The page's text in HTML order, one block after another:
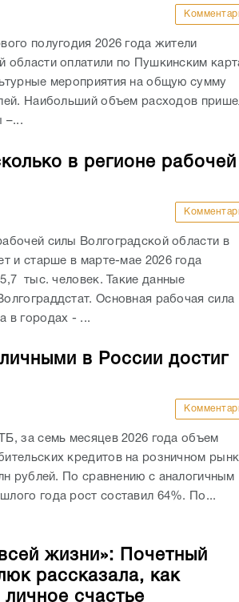
полугодия 2026 года жители
области оплатили по Пушкинским
мероприятия на общую сумму
Наибольший объем расходов
–...
в регионе рабочей
силы Волгоградской области в
и старше в марте-мае 2026 года
тыс. человек. Такие данные
Основная рабочая сила
в городах - ...
в России достиг
за семь месяцев 2026 года объем
кредитов на розничном
рублей. По сравнению с аналогичным
года рост составил 64%. По...
жизни»: Почетный
рассказала, как
счастье